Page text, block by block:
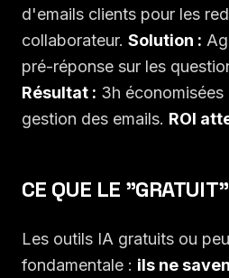
d'emails clients pour les
collaborateur. Solution :
pré-réponse sur les
Résultat : 3h économisées
gestion des emails. ROI
CE QUE LE
Les outils IA gratuits ou
fondamentale : ils ne